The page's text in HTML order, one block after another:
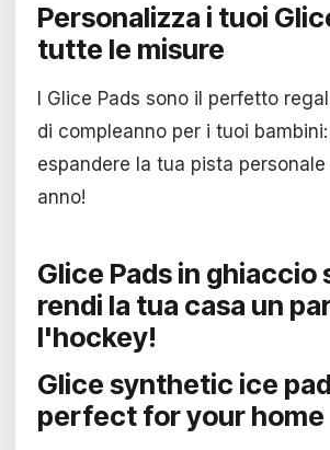
Personalizza i tuoi
tutte le misure
I Glice Pads sono il perfetto
di compleanno per i tuoi
espandere la tua pista
anno!
Glice Pads in
rendi la tua casa un
l'hockey!
Glice synthetic ice
perfect for your home